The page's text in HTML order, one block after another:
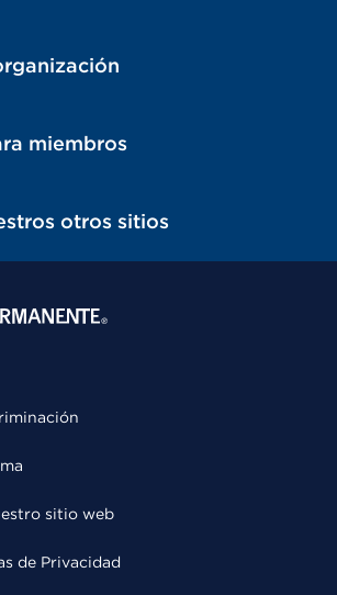
miembros
otros sitios
sitio web
de Privacidad